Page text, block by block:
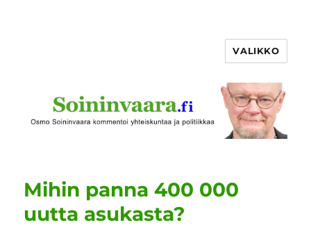
VALIKKO
Mihin panna 400 000
uutta asukasta?